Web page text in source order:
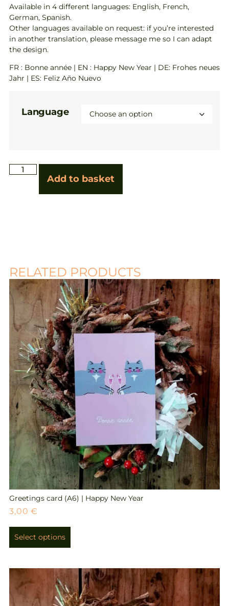
Available in 4 different languages: English, French,
German, Spanish.
Other languages available on request: if you’re interested
in another translation, please message me so I can adapt
the design.
FR : Bonne année | EN : Happy New Year | DE: Frohes neues
Jahr | ES: Feliz Año Nuevo
Language
Add to basket
RELATED PRODUCTS
Greetings card (A6) | Happy New Year
3,00€
Select options